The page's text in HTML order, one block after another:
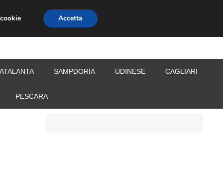
CALCIOMERCATO
SAMPDORIA UDINESE CAGLIARI
PESCARA
Accetta